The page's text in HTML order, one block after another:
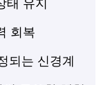
태 유지
회복
되는 신경계